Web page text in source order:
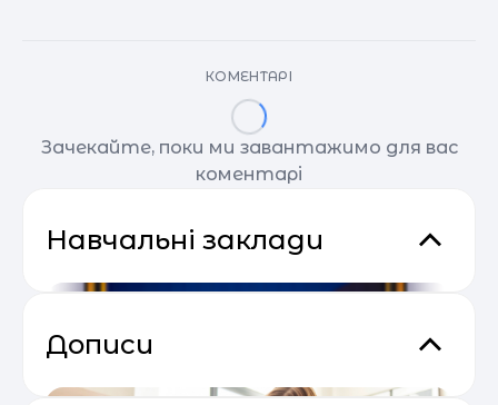
КОМЕНТАРІ
Зачекайте, поки ми завантажимо для вас
коментарі
Навчальні заклади
Дописи